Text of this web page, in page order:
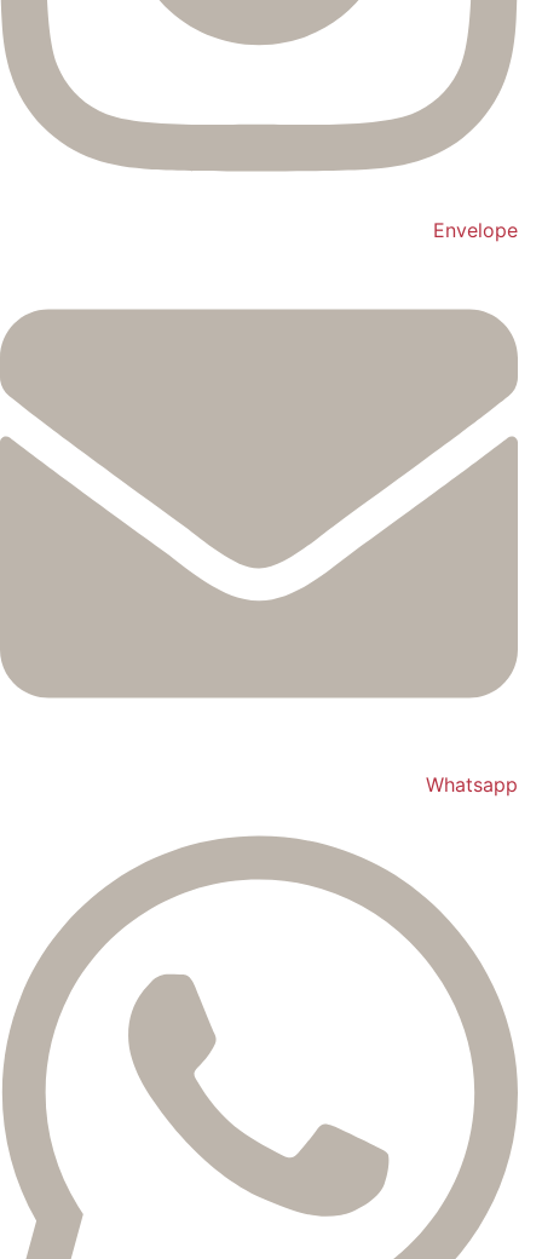
Envelope
Whatsapp